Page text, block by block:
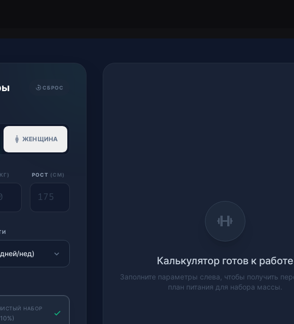
СБРОС
ЖЕНЩИНА
КГ ) РОСТ ( СМ)
НАБОР
Калькулятор готов к работе
Заполните параметры слева, чтобы получить
план питания для набора массы.